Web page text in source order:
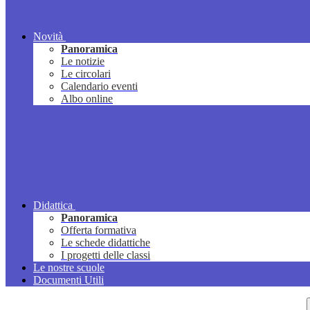
Novità
Panoramica
Le notizie
Le circolari
Calendario eventi
Albo online
Didattica
Panoramica
Offerta formativa
Le schede didattiche
I progetti delle classi
Le nostre scuole
Documenti Utili